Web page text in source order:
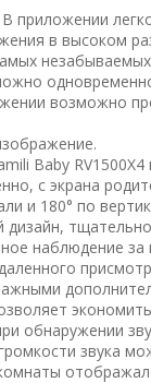
В приложении
в высоком
возможно
Baby
с экрана
и 180° по
дизайн,
наблюдение
обнаружении
звука